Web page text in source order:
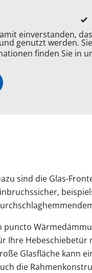
einverstanden,
genutzt werden.
finden Sie in
sind die Glas-
puncto
Ihre Hebeschiebetür
Glasfläche kann
die